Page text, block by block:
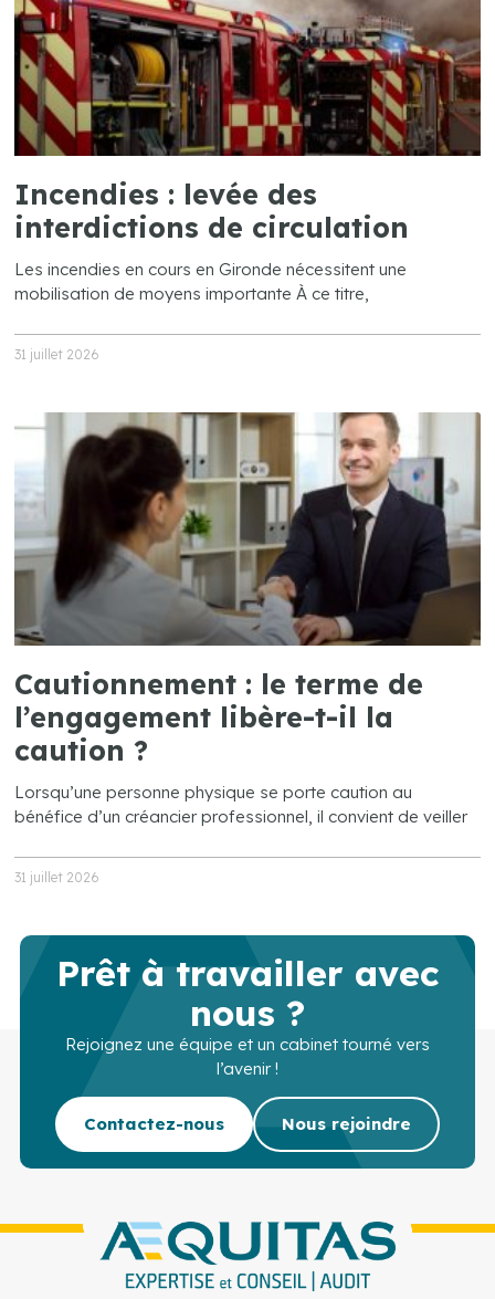
Incendies : levée des
interdictions de circulation
Les incendies en cours en Gironde nécessitent une
mobilisation de moyens importante À ce titre,
31 juillet 2026
Cautionnement : le terme de
l’engagement libère-t-il la
caution ?
Lorsqu’une personne physique se porte caution au
bénéfice d’un créancier professionnel, il convient de veiller
31 juillet 2026
Prêt à travailler avec
nous ?
Rejoignez une équipe et un cabinet tourné vers
l’avenir !
Contactez-nous Nous rejoindre